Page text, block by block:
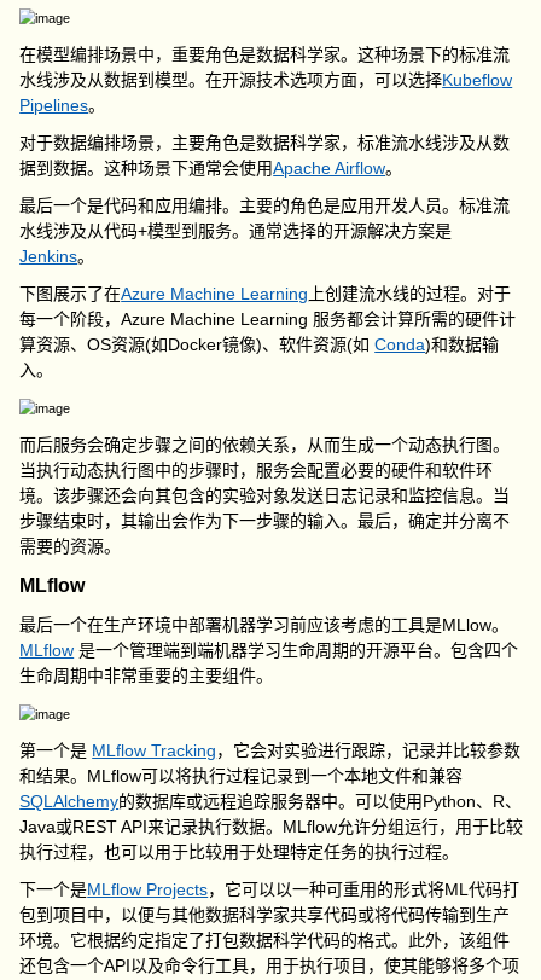
在模型编排场景中，重要角色是数据科学家。这种场景下的标准流
水线涉及从数据到模型。在开源技术选项方面，可以选择Kubeflow
Pipelines。
对于数据编排场景，主要角色是数据科学家，标准流水线涉及从数
据到数据。这种场景下通常会使用Apache Airflow。
最后一个是代码和应用编排。主要的角色是应用开发人员。标准流
水线涉及从代码+模型到服务。通常选择的开源解决方案是
Jenkins。
下图展示了在Azure Machine Learning 上创建流水线的过程。对于
每一个阶段，Azure Machine Learning 服务都会计算所需的硬件计
算资源、OS资源(如Docker镜像)、软件资源(如Conda)和数据输
入。
而后服务会确定步骤之间的依赖关系，从而生成一个动态执行图。
当执行动态执行图中的步骤时，服务会配置必要的硬件和软件环
境。该步骤还会向其包含的实验对象发送日志记录和监控信息。当
步骤结束时，其输出会作为下一步骤的输入。最后，确定并分离不
需要的资源。
MLflow
最后一个在生产环境中部署机器学习前应该考虑的工具是MLlow。
MLflow 是一个管理端到端机器学习生命周期的开源平台。包含四个
生命周期中非常重要的主要组件。
第一个是 MLflow Tracking，它会对实验进行跟踪，记录并比较参数
和结果。MLflow可以将执行过程记录到一个本地文件和兼容
SQLAlchemy的数据库或远程追踪服务器中。可以使用Python、R、
Java或REST API来记录执行数据。MLflow允许分组运行，用于比较
执行过程，也可以用于比较用于处理特定任务的执行过程。
下一个是MLflow Projects，它可以以一种可重用的形式将ML代码打
包到项目中，以便与其他数据科学家共享代码或将代码传输到生产
环境。它根据约定指定了打包数据科学代码的格式。此外，该组件
还包含一个API以及命令行工具，用于执行项目，使其能够将多个项